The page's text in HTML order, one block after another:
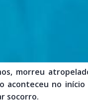
morreu
aconteceu no
socorro.